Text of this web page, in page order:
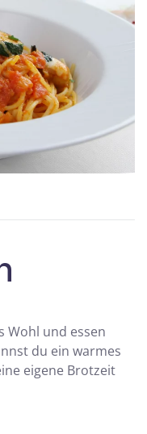
Wohl und essen
du ein warmes
eigene Brotzeit